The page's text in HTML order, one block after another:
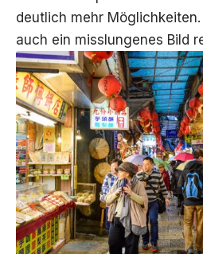
deutlich mehr Möglichkeiten.
auch ein misslungenes Bild